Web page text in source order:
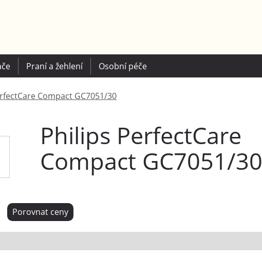
Compact GC7051/30
Philips PerfectCare
Compact GC7051/30
Porovnat ceny
Praní a žehlení Osobní péče